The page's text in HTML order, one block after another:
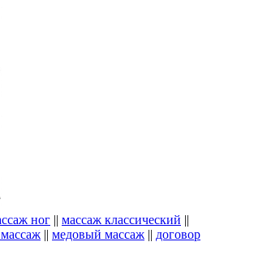
ног || массаж классический ||
|| медовый массаж || договор